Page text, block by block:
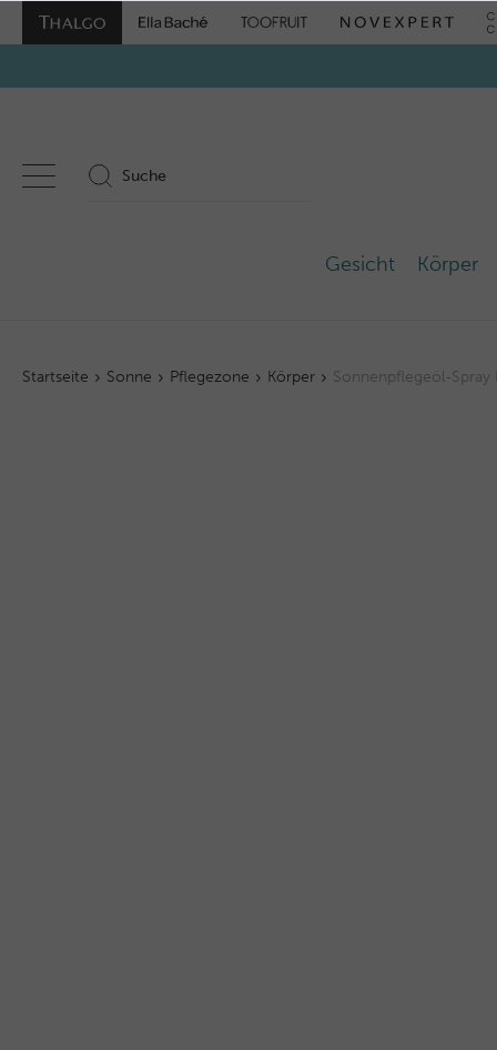
Gesicht Körper
Startseite Sonne Pflegezone Körper Sonnenpflegeöl-Spray